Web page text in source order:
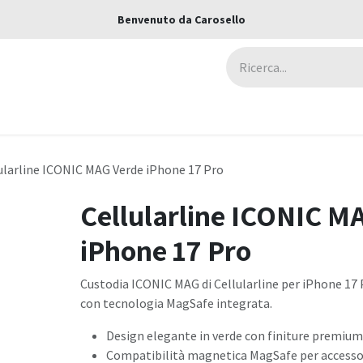
Benvenuto da Carosello
ICONIC MAG Verde iPhone 17 Pro
Cellularline ICONIC
iPhone 17 Pro
Custodia ICONIC MAG di Cellularline per iPhone
con tecnologia MagSafe integrata.
Design elegante in verde con finiture premium
Compatibilità magnetica MagSafe per